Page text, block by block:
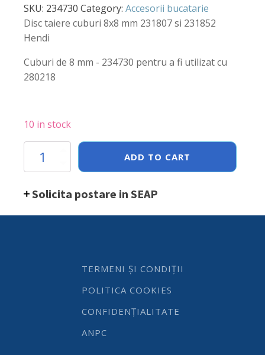
SKU: 234730 Category: Accesorii bucatarie
Disc taiere cuburi 8x8 mm 231807 si 231852
Hendi
Cuburi de 8 mm - 234730 pentru a fi utilizat cu
280218
10 in stock
cuburi
mm
ADD TO CART
Solicita postare in SEAP
TERMENI ȘI CONDIȚII
POLITICA COOKIES
CONFIDENȚIALITATE
ANPC